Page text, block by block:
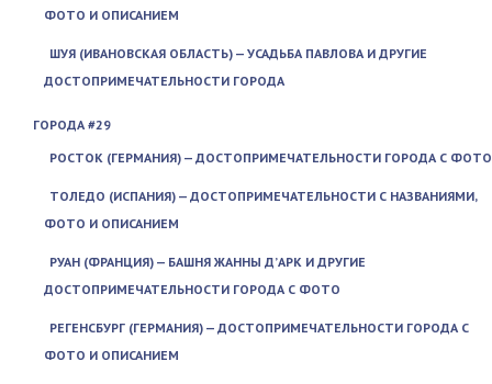
ФОТО И ОПИСАНИЕМ
ШУЯ (ИВАНОВСКАЯ ОБЛАСТЬ) — УСАДЬБА ПАВЛОВА И ДРУГИЕ
ДОСТОПРИМЕЧАТЕЛЬНОСТИ ГОРОДА
ГОРОДА #29
РОСТОК (ГЕРМАНИЯ) — ДОСТОПРИМЕЧАТЕЛЬНОСТИ ГОРОДА С ФОТО
ТОЛЕДО (ИСПАНИЯ) — ДОСТОПРИМЕЧАТЕЛЬНОСТИ С НАЗВАНИЯМИ,
ФОТО И ОПИСАНИЕМ
РУАН (ФРАНЦИЯ) — БАШНЯ ЖАННЫ Д’АРК И ДРУГИЕ
ДОСТОПРИМЕЧАТЕЛЬНОСТИ ГОРОДА С ФОТО
РЕГЕНСБУРГ (ГЕРМАНИЯ) — ДОСТОПРИМЕЧАТЕЛЬНОСТИ ГОРОДА С
ФОТО И ОПИСАНИЕМ